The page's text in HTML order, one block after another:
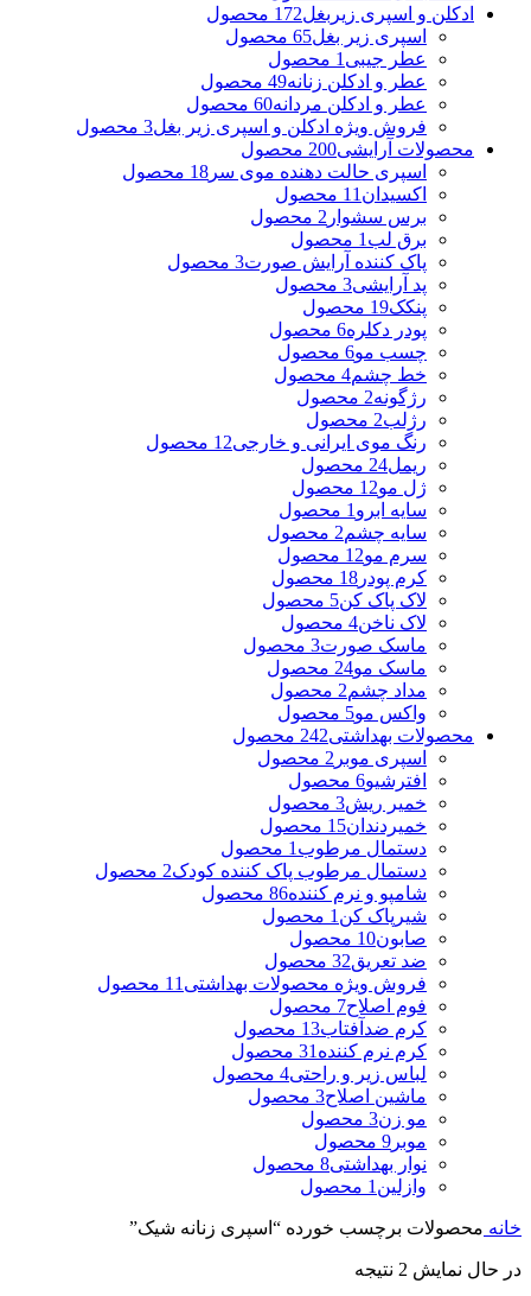
ادکلن و اسپری زیربغل172 محصول
اسپری زیر بغل65 محصول
عطر جیبی 1 محصول
عطر و ادکلن زنانه49 محصول
عطر و ادکلن مردانه60 محصول
فروش ویژه ادکلن و اسپری زیر بغل3 محصول
محصولات آرایشی200 محصول
اسپری حالت دهنده موی سر 18 محصول
اکسیدان 11 محصول
برس سشوار 2 محصول
برق لب 1 محصول
پاک کننده آرایش صورت3 محصول
پد آرایشی3 محصول
پنکک19 محصول
پودر دکلره6 محصول
چسب مو6 محصول
خط چشم4 محصول
رژگونه2 محصول
رژلب2 محصول
رنگ موی ایرانی و خارجی12 محصول
ریمل24 محصول
ژل مو12 محصول
سایه ابرو 1 محصول
سایه چشم2 محصول
سرم مو12 محصول
کرم پودر 18 محصول
لاک پاک کن5 محصول
لاک ناخن4 محصول
ماسک صورت3 محصول
ماسک مو24 محصول
مداد چشم2 محصول
واکس مو5 محصول
محصولات بهداشتی242 محصول
اسپری موبر 2 محصول
افترشیو6 محصول
خمیر ریش3 محصول
خمیردندان15 محصول
دستمال مرطوب 1 محصول
دستمال مرطوب پاک کننده کودک2 محصول
شامپو و نرم کننده86 محصول
شیرپاک کن 1 محصول
صابون10 محصول
ضد تعریق32 محصول
فروش ویژه محصولات بهداشتی 11 محصول
فوم اصلاح7 محصول
کرم ضدآفتاب13 محصول
کرم نرم کننده 31 محصول
لباس زیر و راحتی4 محصول
ماشین اصلاح3 محصول
مو زن3 محصول
موبر 9 محصول
نوار بهداشتی8 محصول
وازلین 1 محصول
خانه محصولات برچسب خورده “اسپری زنانه شیک”
در حال نمایش 2 نتیجه